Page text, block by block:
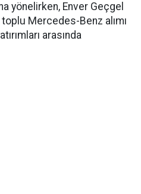
yönelirken, Enver Geçgel
Mercedes-Benz alımı
arasında